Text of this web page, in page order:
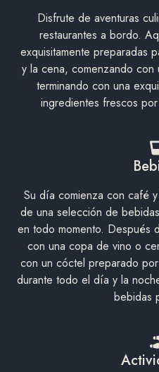
Disfrute de aventuras
restaurantes a bordo.
exquisitamente preparadas
y la cena, comenzando
terminando con una
ingredientes frescos
Su día comienza con café
de una selección de
en todo momento. Después
con una copa de vino o
con un cóctel preparado
durante todo el día y la
bebidas